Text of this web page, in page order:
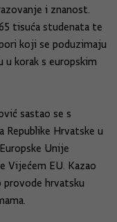
i znanost.
tisuća studenata te
koji se poduzimaju
u korak s europskim
sastao se s
Republike Hrvatske u
Unije
Vijećem EU. Kazao
provode hrvatsku